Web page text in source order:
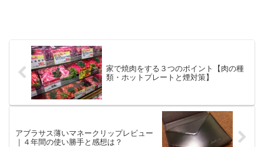
家で焼肉をする３つのポイント【肉の種
類・ホットプレートと煙対策】
アブラサス薄いマネークリップレビュー
｜４年間の使い勝手と感想は？